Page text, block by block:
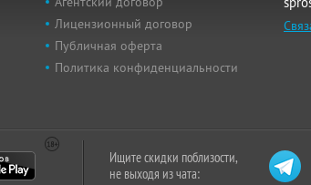
Лицензионный договор
Публичная оферта
Политика конфиденциальности
Ищите скидки поблизости,
не выходя из чата: